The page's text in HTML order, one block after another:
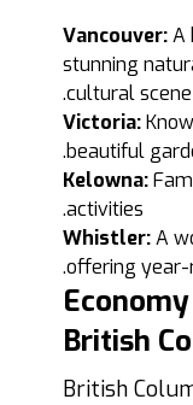
Vancouver:A
stunning
cultural scene.
Victoria:
beautiful
Kelowna:
activities.
Whistler:A
offering year-
British
British